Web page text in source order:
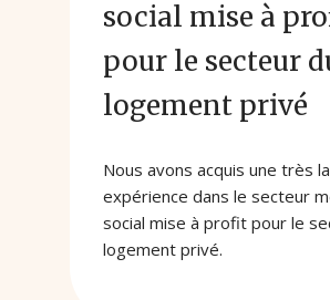
social mise à
pour le secteur
logement privé
Nous avons acquis une très
expérience dans le secteur
social mise à profit pour le
logement privé.